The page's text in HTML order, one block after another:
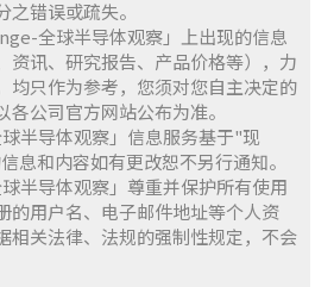
错误或疏失。
全球半导体观察」上出现的信息
资讯、研究报告、产品价格等），力
均只作为参考，您须对您自主决定的
公司官方网站公布为准。
半导体观察」信息服务基于"现
息和内容如有更改恕不另行通知。
半导体观察」尊重并保护所有使用
的用户名、电子邮件地址等个人资
相关法律、法规的强制性规定，不会